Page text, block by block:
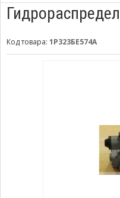
Код товара: 1Р323БЕ574А